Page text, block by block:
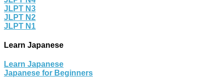
JLPT N3
JLPT N2
JLPT N1
Learn Japanese
Learn Japanese
Japanese for Beginners